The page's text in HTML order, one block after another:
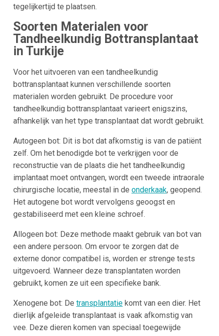
tegelijkertijd te plaatsen.
Soorten Materialen voor
Tandheelkundig Bottransplantaat
in Turkije
Voor het uitvoeren van een tandheelkundig
bottransplantaat kunnen verschillende soorten
materialen worden gebruikt. De procedure voor
tandheelkundig bottransplantaat varieert enigszins,
afhankelijk van het type transplantaat dat wordt gebruikt.
Autogeen bot: Dit is bot dat afkomstig is van de patiënt
zelf. Om het benodigde bot te verkrijgen voor de
reconstructie van de plaats die het tandheelkundig
implantaat moet ontvangen, wordt een tweede intraorale
chirurgische locatie, meestal in de onderkaak, geopend.
Het autogene bot wordt vervolgens geoogst en
gestabiliseerd met een kleine schroef.
Allogeen bot: Deze methode maakt gebruik van bot van
een andere persoon. Om ervoor te zorgen dat de
externe donor compatibel is, worden er strenge tests
uitgevoerd. Wanneer deze transplantaten worden
gebruikt, komen ze uit een specifieke bank.
Xenogene bot: De transplantatiekomt van een dier. Het
dierlijk afgeleide transplantaat is vaak afkomstig van
vee. Deze dieren komen van speciaal toegewijde